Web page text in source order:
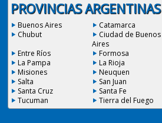
PROVINCIAS ARGENTINAS
Buenos Aires Catamarca
Chubut
Ciudad de Buenos
Aires
Entre Ríos
Formosa
La Pampa
La Rioja
Misiones
Neuquen
Salta
San Juan
Santa Cruz
Santa Fe
Tucuman
Tierra del Fuego